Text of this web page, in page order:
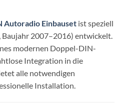
Autoradio Einbauset ist speziell
Baujahr 2007–2016) entwickelt.
modernen Doppel-DIN-
Integration in die
alle notwendigen
Installation.